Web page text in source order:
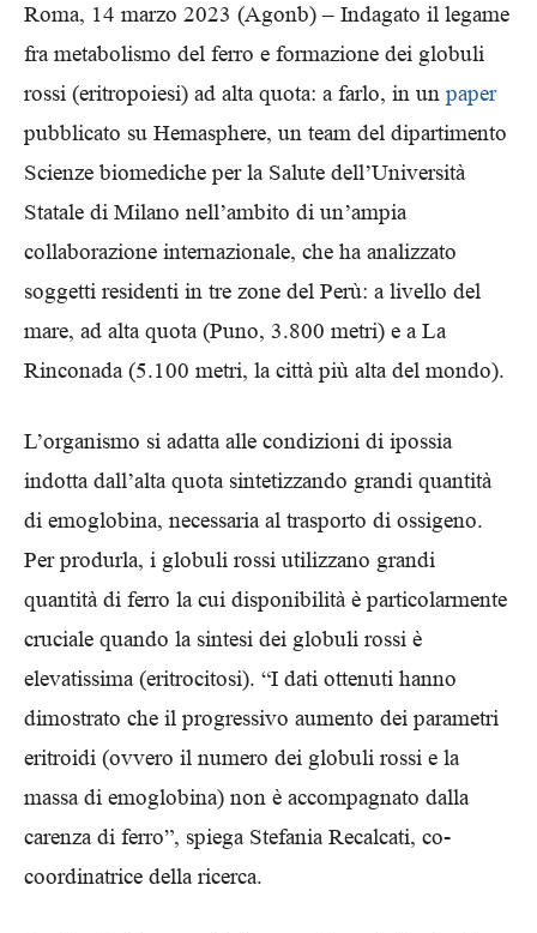
Roma, 14 marzo 2023 (Agonb) – Indagato il legame
fra metabolismo del ferro e formazione dei globuli
rossi (eritropoiesi) ad alta quota: a farlo, in un paper
pubblicato su Hemasphere, un team del dipartimento
Scienze biomediche per la Salute dell’Università
Statale di Milano nell’ambito di un’ampia
collaborazione internazionale, che ha analizzato
soggetti residenti in tre zone del Perù: a livello del
mare, ad alta quota (Puno, 3.800 metri) e a La
Rinconada (5.100 metri, la città più alta del mondo).
L’organismo si adatta alle condizioni di ipossia
indotta dall’alta quota sintetizzando grandi quantità
di emoglobina, necessaria al trasporto di ossigeno.
Per produrla, i globuli rossi utilizzano grandi
quantità di ferro la cui disponibilità è particolarmente
cruciale quando la sintesi dei globuli rossi è
elevatissima (eritrocitosi). “I dati ottenuti hanno
dimostrato che il progressivo aumento dei parametri
eritroidi (ovvero il numero dei globuli rossi e la
massa di emoglobina) non è accompagnato dalla
carenza di ferro”, spiega Stefania Recalcati, co-
coordinatrice della ricerca.